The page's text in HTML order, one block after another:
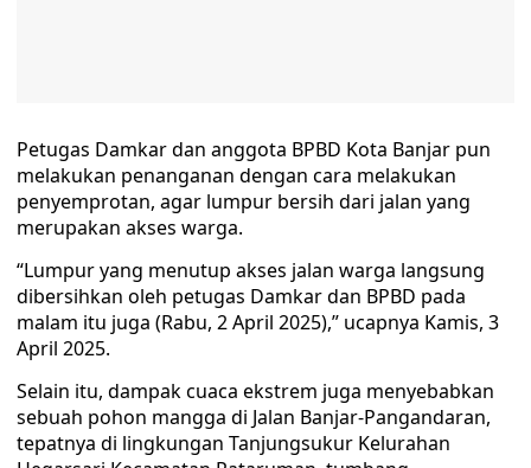
Petugas Damkar dan anggota BPBD Kota Banjar pun
melakukan penanganan dengan cara melakukan
penyemprotan, agar lumpur bersih dari jalan yang
merupakan akses warga.
“Lumpur yang menutup akses jalan warga langsung
dibersihkan oleh petugas Damkar dan BPBD pada
malam itu juga (Rabu, 2 April 2025),” ucapnya Kamis, 3
April 2025.
Selain itu, dampak cuaca ekstrem juga menyebabkan
sebuah pohon mangga di Jalan Banjar-Pangandaran,
tepatnya di lingkungan Tanjungsukur Kelurahan